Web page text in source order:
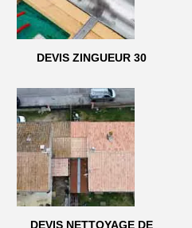
DEVIS ZINGUEUR 30
DEVIS NETTOYAGE DE